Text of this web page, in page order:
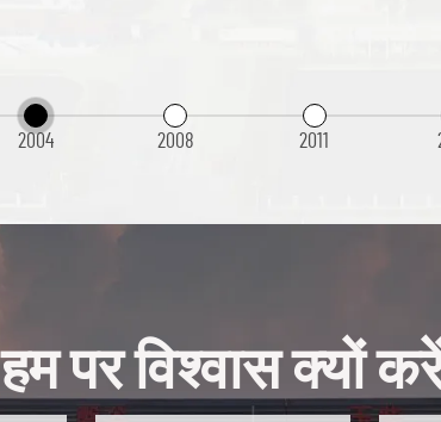
2004 2008 2011
हम पर विश्वास क्यों